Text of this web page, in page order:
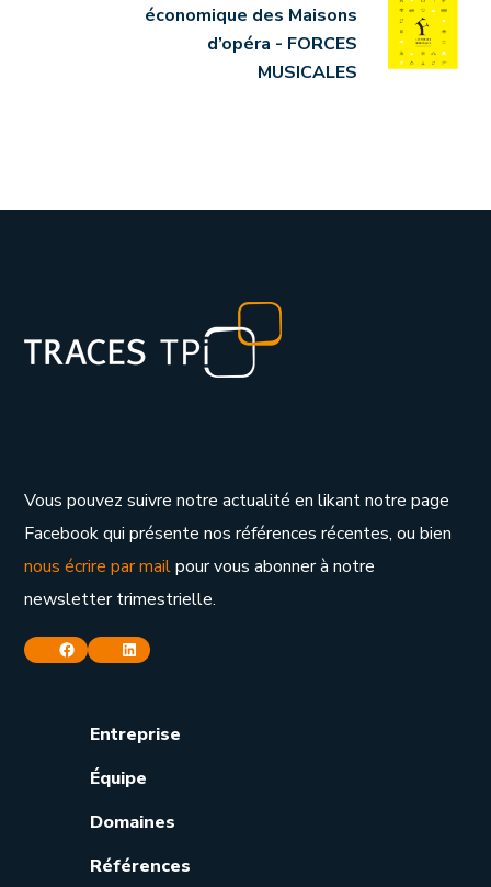
économique des Maisons
d’opéra - FORCES
MUSICALES
Vous pouvez suivre notre actualité en likant notre page
Facebook qui présente nos références récentes, ou bien
nous écrire par mailpour vous abonner à notre
newsletter trimestrielle.
FacebookLinkedin
Entreprise
Équipe
Domaines
Références